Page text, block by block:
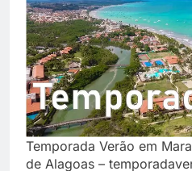
Temporada Verão em
de Alagoas –